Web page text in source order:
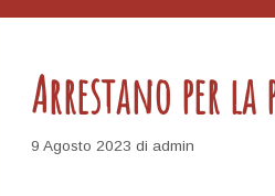
Arrestano per
9 Agosto 2023 di admin